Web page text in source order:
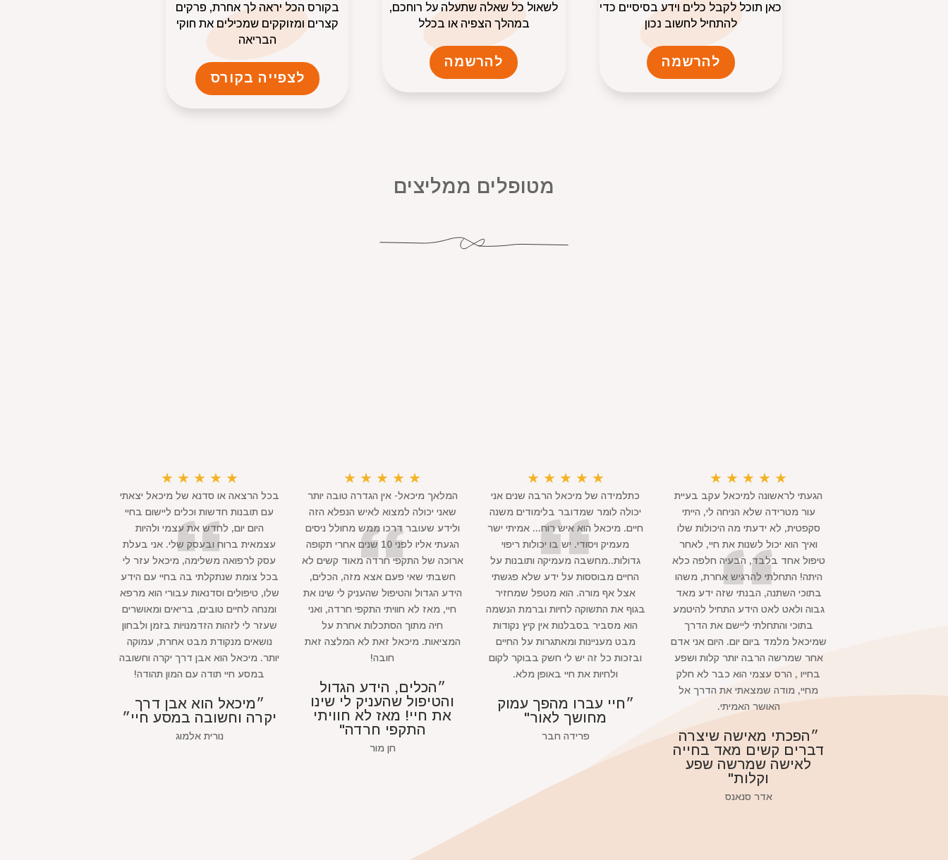
בקורס הכל יראה לך אחרת, פרקים
קצרים ומזוקקים שמכילים את חוקי
הבריאה
לצפייה בקורס
לשאול כל שאלה שתעלה על רוחכם,
במהלך הצפיה או בכלל
להרשמה
כאן תוכל לקבל כלים וידע בסיסיים כדי
להתחיל לחשוב נכון
להרשמה
מטופלים ממליצים
★
★
★
★
★
בכל הרצאה או סדנא של מיכאל יצאתי
עם תובנות חדשות וכלים ליישום בחיי
היום יום, לחדש את עצמי ולהיות
עצמאית ברוח ובעסק שלי. אני בעלת
עסק לרפואה משלימה, מיכאל עזר לי
בכל צומת שנתקלתי בה בחיי עם הידע
שלו, טיפולים וסדנאות עבורי הוא מרפא
ומנחה לחיים טובים, בריאים ומאושרים
שעזר לי לזהות הזדמנויות בזמן ולבחון
נושאים מנקודת מבט אחרת, עמוקה
יותר. מיכאל הוא אבן דרך יקרה וחשובה
במסע חיי תודה עם המון תהודה!
״מיכאל הוא אבן דרך
יקרה וחשובה במסע חיי״
נורית אלמוג
★
★
★
★
★
המלאך מיכאל- אין הגדרה טובה יותר
שאני יכולה למצוא לאיש הנפלא הזה
ולידע שעובר דרכו ממש מחולל ניסים
הגעתי אליו לפני 10 שנים אחרי תקופה
ארוכה של התקפי חרדה מאוד קשים לא
חשבתי שאי פעם אצא מזה, הכלים,
הידע הגדול והטיפול שהעניק לי שינו את
חיי, מאז לא חוויתי התקפי חרדה, ואני
חיה מתוך הסתכלות אחרת על
המציאות. מיכאל זאת לא המלצה זאת
חובה!
״הכלים, הידע הגדול
והטיפול שהעניק לי שינו
את חיי! מאז לא חוויתי
התקפי חרדה"
חן מור
★
★
★
★
★
כתלמידה של מיכאל הרבה שנים אני
יכולה לומר שמדובר בלימודים משנה
חיים. מיכאל הוא איש רוח... אמיתי ישר
מעמיק ויסודי. יש בו יכולות ריפוי
גדולות..מחשבה מעמיקה ותובנות על
החיים מבוססות על ידע שלא פגשתי
אצל אף מורה. הוא מטפל שמחזיר
בגוף את התשוקה לחיות וברמת הנשמה
הוא מסביר בסבלנות אין קיץ נקודות
מבט מעניינות ומאתגרות על החיים
ובזכות כל זה יש לי חשק בבוקר לקום
ולחיות את חיי באופן מלא.
״חיי עברו מהפך עמוק
מחושך לאור"
פרידה חבר
★
★
★
★
★
הגעתי לראשונה למיכאל עקב בעיית
עור מטרידה שלא הניחה לי, הייתי
סקפטית, לא ידעתי מה היכולות שלו
ואיך הוא יכול לשנות את חיי, לאחר
טיפול אחד בלבד, הבעיה חלפה כלא
היתה! התחלתי להרגיש אחרת, משהו
בתוכי השתנה, הבנתי שזה ידע מאד
גבוה ולאט לאט הידע התחיל להיטמע
בתוכי והתחלתי ליישם את הדרך
שמיכאל מלמד ביום יום. היום אני אדם
אחר שמרשה הרבה יותר קלות ושפע
בחייו , הרס עצמי הוא כבר לא חלק
מחיי, מודה שמצאתי את הדרך אל
האושר האמיתי.
״הפכתי מאישה שיצרה
דברים קשים מאד בחייה
לאישה שמרשה שפע
וקלות"
אדר סנאנס